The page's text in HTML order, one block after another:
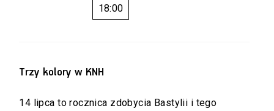
18:00
Trzy kolory w KNH
14 lipca to rocznica zdobycia Bastylii i tego